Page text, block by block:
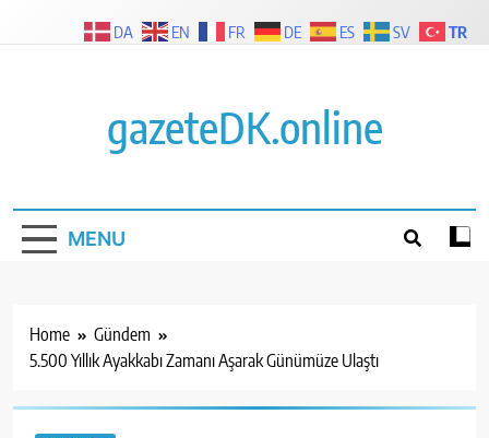
gazeteDK.online
MENU
Home
Gündem
5.500 Yıllık Ayakkabı Zamanı Aşarak Günümüze Ulaştı
DA EN FR DE ES SV TR